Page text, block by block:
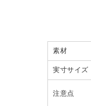
素材
実寸サイズ
注意点